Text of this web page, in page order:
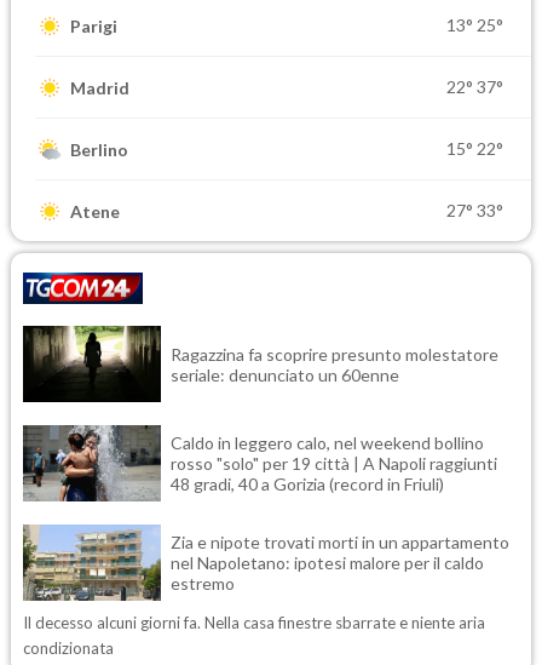
Parigi 13° 25°
Madrid 22° 37°
Berlino 15° 22°
Atene 27° 33°
Ragazzina fa scoprire presunto molestatore
seriale: denunciato un 60enne
Caldo in leggero calo, nel weekend bollino
rosso "solo" per 19 città | A Napoli raggiunti
48 gradi, 40 a Gorizia (record in Friuli)
Zia e nipote trovati morti in un appartamento
nel Napoletano: ipotesi malore per il caldo
estremo
Il decesso alcuni giorni fa. Nella casa finestre sbarrate e niente aria
condizionata